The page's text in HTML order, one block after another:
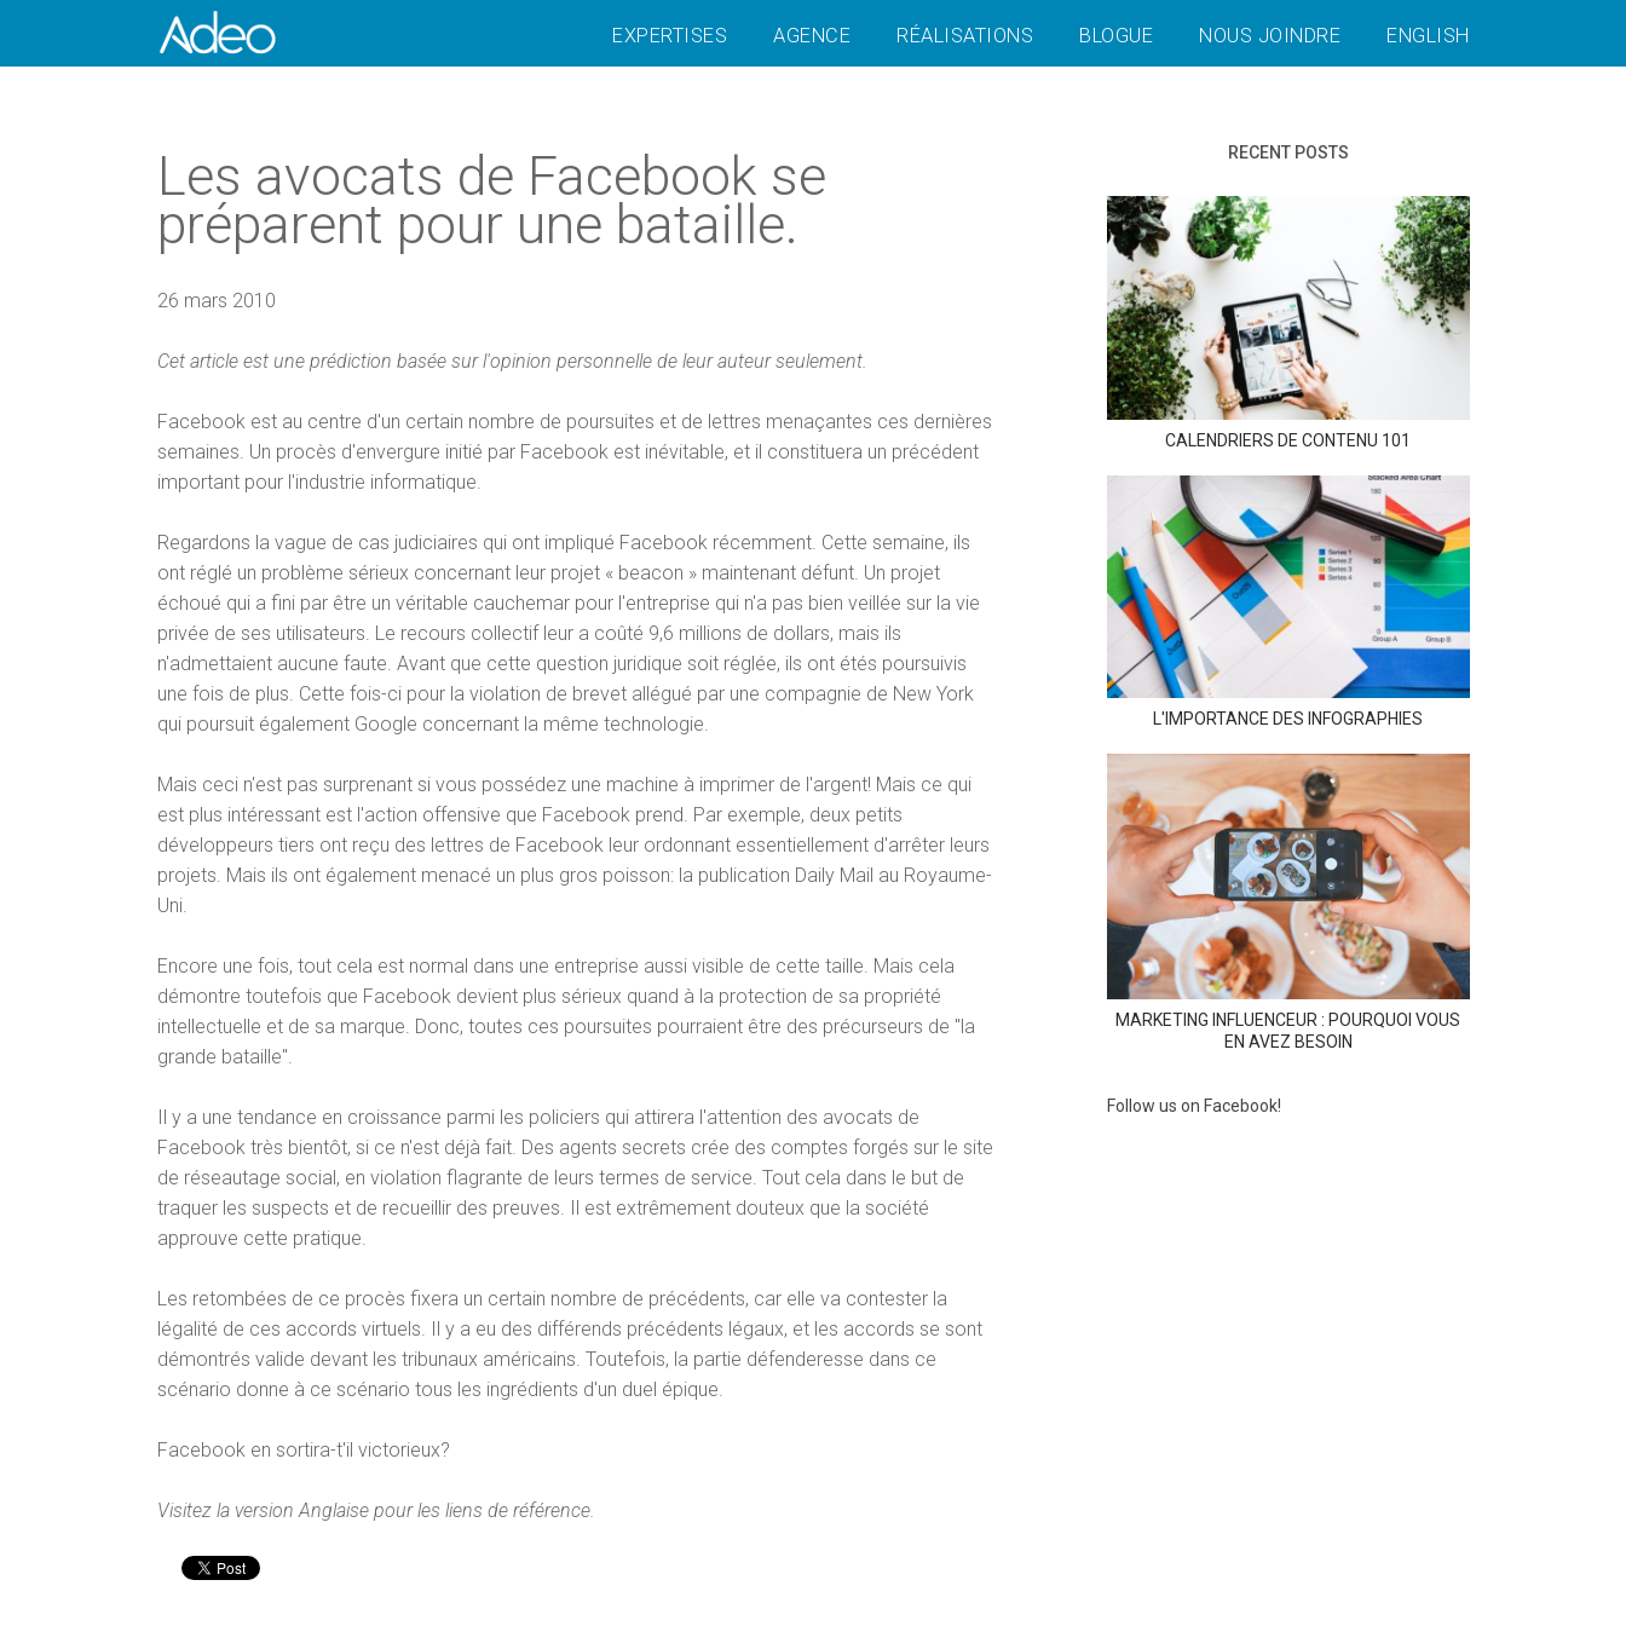
EXPERTISES AGENCE RÉALISATIONS BLOGUE NOUS JOINDRE ENGLISH
Les avocats de Facebook se
préparent pour une bataille.
26 mars 2010
Cet article est une prédiction basée sur l'opinion personnelle de leur auteur seulement.
Facebook est au centre d'un certain nombre de poursuites et de lettres menaçantes ces dernières
semaines. Un procès d'envergure initié par Facebook est inévitable, et il constituera un précédent
important pour l'industrie informatique.
Regardons la vague de cas judiciaires qui ont impliqué Facebook récemment. Cette semaine, ils
ont réglé un problème sérieux concernant leur projet « beacon » maintenant défunt. Un projet
échoué qui a fini par être un véritable cauchemar pour l'entreprise qui n'a pas bien veillée sur la vie
privée de ses utilisateurs. Le recours collectif leur a coûté 9,6 millions de dollars, mais ils
n'admettaient aucune faute. Avant que cette question juridique soit réglée, ils ont étés poursuivis
une fois de plus. Cette fois-ci pour la violation de brevet allégué par une compagnie de New York
qui poursuit également Google concernant la même technologie.
Mais ceci n'est pas surprenant si vous possédez une machine à imprimer de l'argent! Mais ce qui
est plus intéressant est l'action offensive que Facebook prend. Par exemple, deux petits
développeurs tiers ont reçu des lettres de Facebook leur ordonnant essentiellement d'arrêter leurs
projets. Mais ils ont également menacé un plus gros poisson: la publication Daily Mail au Royaume-
Uni.
Encore une fois, tout cela est normal dans une entreprise aussi visible de cette taille. Mais cela
démontre toutefois que Facebook devient plus sérieux quand à la protection de sa propriété
intellectuelle et de sa marque. Donc, toutes ces poursuites pourraient être des précurseurs de "la
grande bataille".
Il y a une tendance en croissance parmi les policiers qui attirera l'attention des avocats de
Facebook très bientôt, si ce n'est déjà fait. Des agents secrets crée des comptes forgés sur le site
de réseautage social, en violation flagrante de leurs termes de service. Tout cela dans le but de
traquer les suspects et de recueillir des preuves. Il est extrêmement douteux que la société
approuve cette pratique.
Les retombées de ce procès fixera un certain nombre de précédents, car elle va contester la
légalité de ces accords virtuels. Il y a eu des différends précédents légaux, et les accords se sont
démontrés valide devant les tribunaux américains. Toutefois, la partie défenderesse dans ce
scénario donne à ce scénario tous les ingrédients d'un duel épique.
Facebook en sortira-t'il victorieux?
Visitez la version Anglaise pour les liens de référence.
RECENT POSTS
CALENDRIERS DE CONTENU 101
L'IMPORTANCE DES INFOGRAPHIES
MARKETING INFLUENCEUR : POURQUOI VOUS
EN AVEZ BESOIN
Follow us on Facebook!